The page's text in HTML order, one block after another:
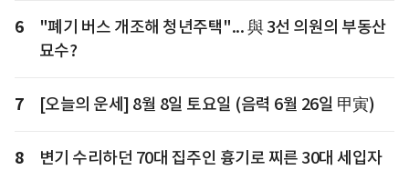
6
"폐기 버스 개조해 청년주택"... 與 3선 의원의 부동산
묘수?
7 [오늘의 운세] 8월 8일 토요일 (음력 6월 26일 甲寅)
8
변기 수리하던 70대 집주인 흉기로 찌른 30대 세입자